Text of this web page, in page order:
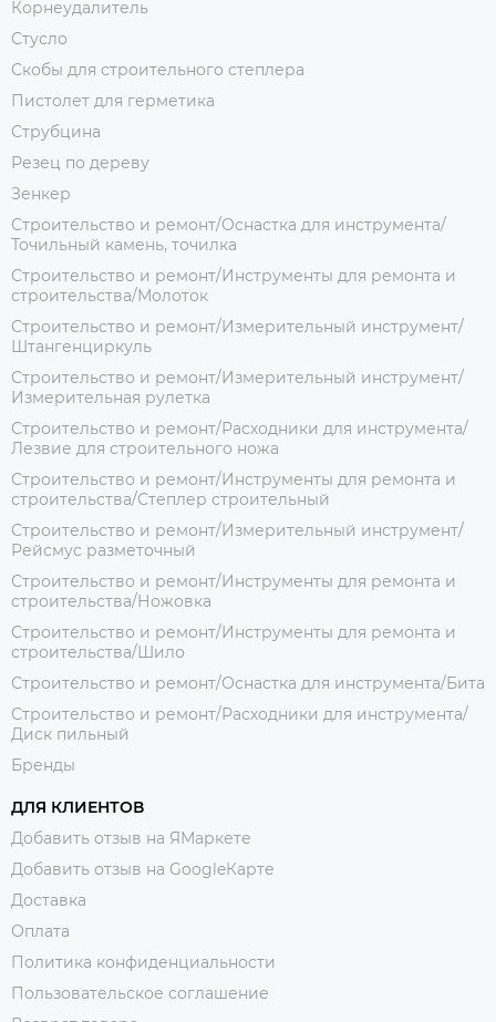
Корнеудалитель
Стусло
Скобы для строительного степлера
Пистолет для герметика
Струбцина
Резец по дереву
Зенкер
Строительство и ремонт/Оснастка для инструмента/
Точильный камень, точилка
Строительство и ремонт/Инструменты для ремонта и
строительства/Молоток
Строительство и ремонт/Измерительный инструмент/
Штангенциркуль
Строительство и ремонт/Измерительный инструмент/
Измерительная рулетка
Строительство и ремонт/Расходники для инструмента/
Лезвие для строительного ножа
Строительство и ремонт/Инструменты для ремонта и
строительства/Степлер строительный
Строительство и ремонт/Измерительный инструмент/
Рейсмус разметочный
Строительство и ремонт/Инструменты для ремонта и
строительства/Ножовка
Строительство и ремонт/Инструменты для ремонта и
строительства/Шило
Строительство и ремонт/Оснастка для инструмента/Бита
Строительство и ремонт/Расходники для инструмента/
Диск пильный
Бренды
ДЛЯ КЛИЕНТОВ
Добавить отзыв на ЯМаркете
Добавить отзыв на GoogleКарте
Доставка
Оплата
Политика конфиденциальности
Пользовательское соглашение